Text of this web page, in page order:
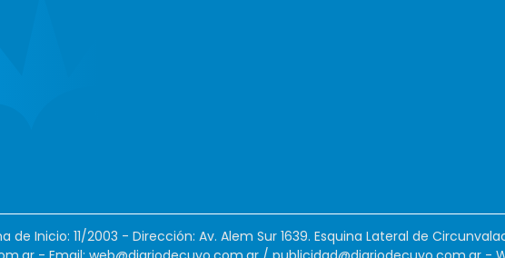
de Inicio: 11/2003 - Dirección: Av. Alem Sur 1639. Esquina Lateral de